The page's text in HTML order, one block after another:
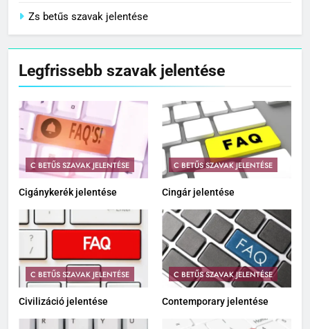
Zs betűs szavak jelentése
Legfrissebb szavak jelentése
C BETŰS SZAVAK JELENTÉSE
Cigánykerék jelentése
C BETŰS SZAVAK JELENTÉSE
Cingár jelentése
C BETŰS SZAVAK JELENTÉSE
Civilizáció jelentése
C BETŰS SZAVAK JELENTÉSE
Contemporary jelentése